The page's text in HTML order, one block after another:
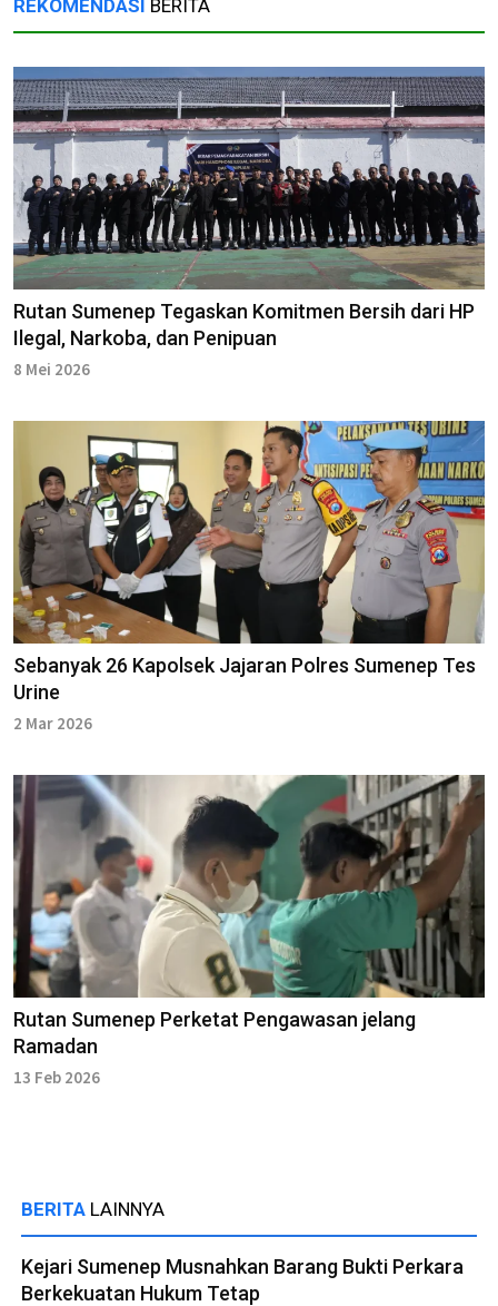
REKOMENDASI BERITA
Rutan Sumenep Tegaskan Komitmen Bersih dari HP
Ilegal, Narkoba, dan Penipuan
8 Mei 2026
Sebanyak 26 Kapolsek Jajaran Polres Sumenep Tes
Urine
2 Mar 2026
Rutan Sumenep Perketat Pengawasan jelang
Ramadan
13 Feb 2026
BERITA LAINNYA
Kejari Sumenep Musnahkan Barang Bukti Perkara
Berkekuatan Hukum Tetap